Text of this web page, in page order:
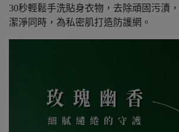
30秒輕鬆手洗貼身衣物，去除頑固污漬，
潔淨同時，為私密肌打造防護網。